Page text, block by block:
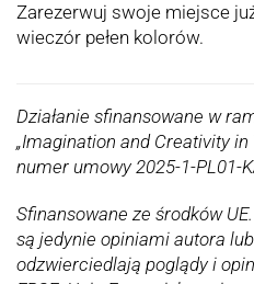
Zarezerwuj swoje miejsce
wieczór pełen kolorów.
Działanie sfinansowane w
„Imagination and Creativity in
numer umowy 2025-1-PL01-
Sfinansowane ze środków
są jedynie opiniami autora
odzwierciedlają poglądy i